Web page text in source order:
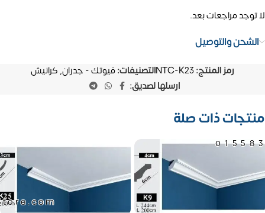
لا توجد مراجعات بعد.
الشحن والتوصيل
رمز المنتج:NTC-K23التصنيفات:فيوتك - جدران, كرانيش
ارسلها لصديق:
منتجات ذات صلة